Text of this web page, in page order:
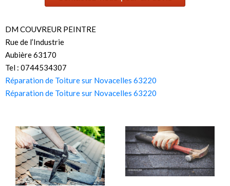
DM COUVREUR PEINTRE
Rue de l’Industrie
Aubière 63170
Tel : 0744534307
Réparation de Toiture sur Novacelles 63220
Réparation de Toiture sur Novacelles 63220